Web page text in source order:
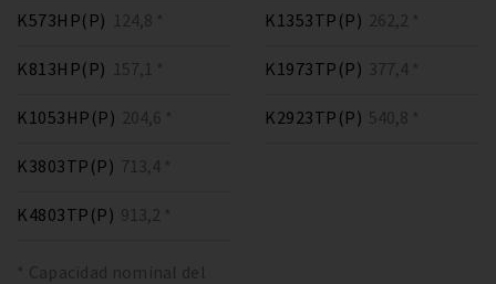
K573HP(P) 124,8 *
K813HP(P) 157,1 *
K1053HP(P) 204,6 *
K1353TP(P) 262,2 *
K1973TP(P) 377,4 *
K2923TP(P) 540,8 *
K3803TP(P) 713,4 *
K4803TP(P) 913,2 *
* Capacidad nominal del